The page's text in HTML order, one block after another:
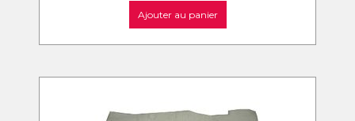
Ajouter au panier